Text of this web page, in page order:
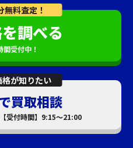
無料査定！
調べる
受付中！
が知りたい
買取相談
受付時間】9:15～21:00